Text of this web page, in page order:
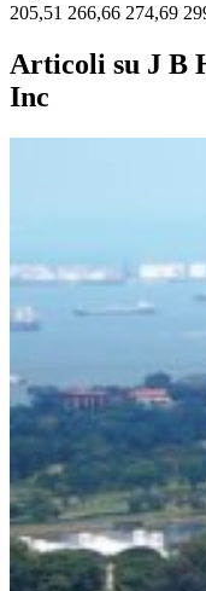
205,51 266,66 274,69
Articoli su J B
Inc